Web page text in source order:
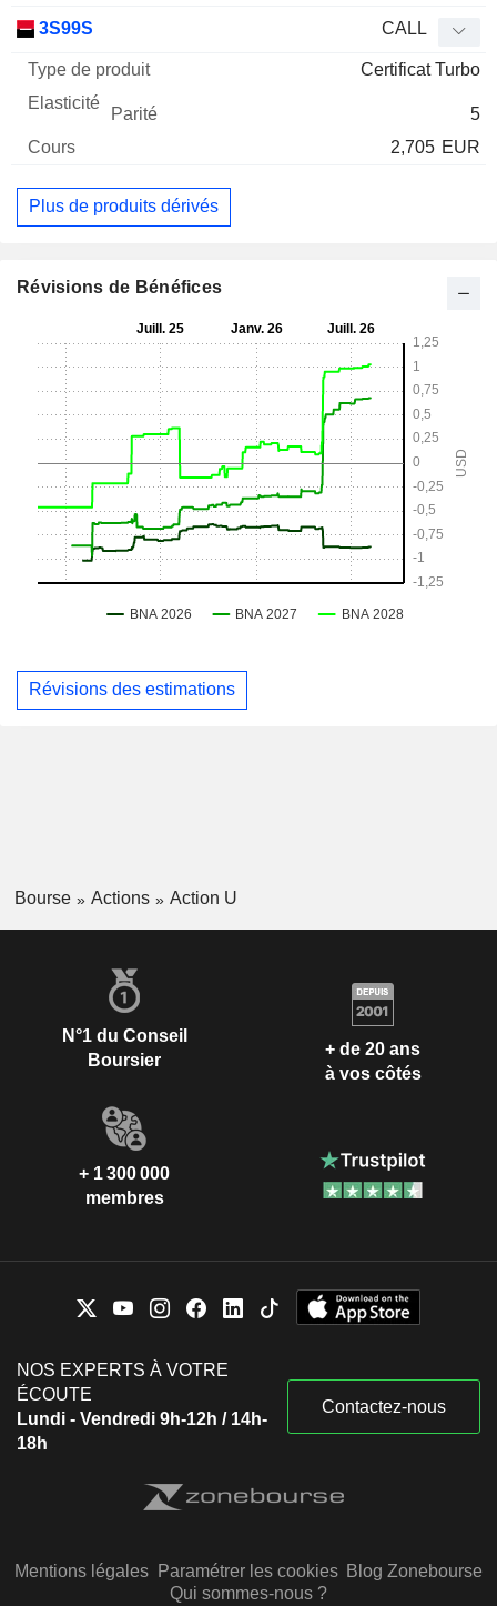
3S99S CALL
Certificat Turbo
5
2,705 EUR
Plus de produits dérivés
Révisions de Bénéfices
Révisions des estimations
Bourse Actions Action U
N°1 du Conseil
Boursier
+ de 20 ans
à vos côtés
+ 1 300 000
membres
NOS EXPERTS À VOTRE
ÉCOUTE
Lundi - Vendredi 9h-12h / 14h-
18h
Contactez-nous
Mentions légales Paramétrer les cookies Blog Zonebourse
Qui sommes-nous ?